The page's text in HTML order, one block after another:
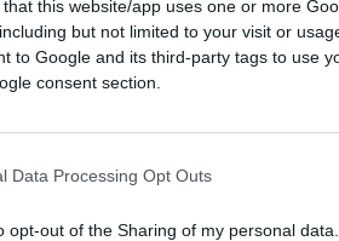
that this website/app uses one or more
but not limited to your visit or
to Google and its third-party tags to use
consent section.
Data Processing Opt Outs
opt-out of the Sharing of my personal data.
i costi.
, la regia era di
collaudata nella filmografia del
di
sia in ruoli comici che
di restituire una somma